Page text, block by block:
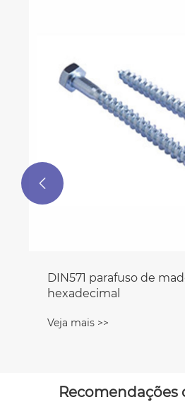
DIN571 parafuso de
hexadecimal
Veja mais >>

Recomendações